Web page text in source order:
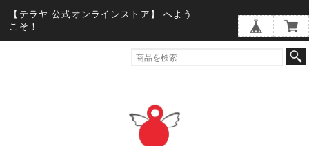
【テラヤ 公式オンラインストア】 へよう
こそ！